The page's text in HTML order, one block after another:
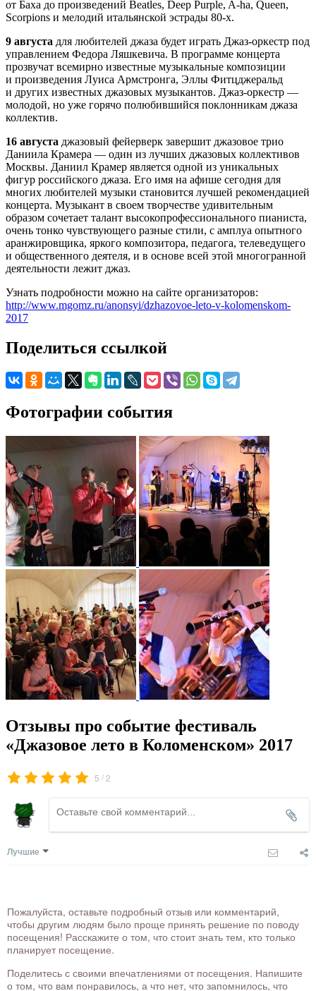
от Баха до произведений Beatles, Deep Purple, A-ha, Queen,
Scorpions и мелодий итальянской эстрады 80-х.
9 августа для любителей джаза будет играть Джаз-оркестр под
управлением Федора Ляшкевича. В программе концерта
прозвучат всемирно известные музыкальные композиции
и произведения Луиса Армстронга, Эллы Фитцджеральд
и других известных джазовых музыкантов. Джаз-оркестр —
молодой, но уже горячо полюбившийся поклонникам джаза
коллектив.
16 августа джазовый фейерверк завершит джазовое трио
Даниила Крамера — один из лучших джазовых коллективов
Москвы. Даниил Крамер является одной из уникальных
фигур российского джаза. Его имя на афише сегодня для
многих любителей музыки становится лучшей рекомендацией
концерта. Музыкант в своем творчестве удивительным
образом сочетает талант высокопрофессионального пианиста,
очень тонко чувствующего разные стили, с амплуа опытного
аранжировщика, яркого композитора, педагога, телеведущего
и общественного деятеля, и в основе всей этой многогранной
деятельности лежит джаз.
Узнать подробности можно на сайте организаторов:
http://www.mgomz.ru/anonsyi/dzhazovoe-leto-v-kolomenskom-
2017
Поделиться ссылкой
Фотографии события
Отзывы про событие фестиваль
«Джазовое лето в Коломенском» 2017
5 /2
Лучшие
Пожалуйста, оставьте подробный отзыв или комментарий,
чтобы другим людям было проще принять решение по поводу
посещения! Расскажите о том, что стоит знать тем, кто только
планирует посещение.
Поделитесь с своими впечатлениями от посещения. Напишите
о том, что вам понравилось, а что нет, что запомнилось, что